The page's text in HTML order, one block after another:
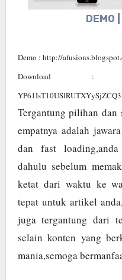
DEMO
Demo : http://
Download : https://
Tergantung pilihan dan
empatnya adalah
dan fast
dahulu sebelum
ketat dari waktu ke
tepat untuk artikel
juga tergantung dari
selain konten yang
mania,semoga